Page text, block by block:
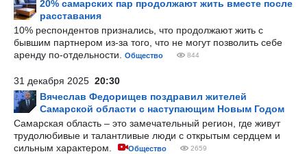
20% самарских пар продолжают жить вместе после
расставания
10% респондентов признались, что продолжают жить с
бывшим партнером из-за того, что не могут позволить себе
аренду по-отдельности.
Общество 844
31 декабря 2025 20:30
Вячеслав Федорищев поздравил жителей
Самарской области с наступающим Новым Годом
Самарская область – это замечательный регион, где живут
трудолюбивые и талантливые люди с открытым сердцем и
сильным характером.
Общество 2659